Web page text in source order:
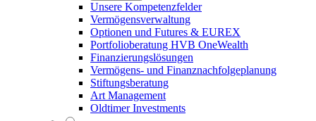
Unsere Kompetenzfelder
Vermögensverwaltung
Optionen und Futures & EUREX
Portfolioberatung HVB OneWealth
Finanzierungslösungen
Vermögens- und Finanznachfolgeplanung
Stiftungsberatung
Art Management
Oldtimer Investments